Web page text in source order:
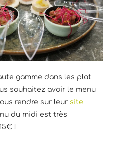
gamme dans les plat
souhaitez avoir le menu
rendre sur leur site
du midi est très
!